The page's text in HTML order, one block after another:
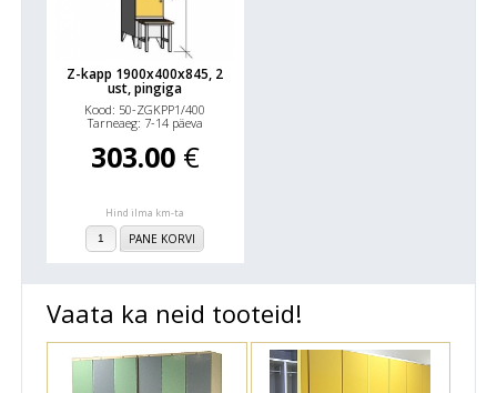
Z-kapp 1900x400x845, 2
ust, pingiga
Kood: 50-ZGKPP1/400
Tarneaeg: 7-14 päeva
303.00 €
Hind ilma km-ta
PANE KORVI
Vaata ka neid tooteid!